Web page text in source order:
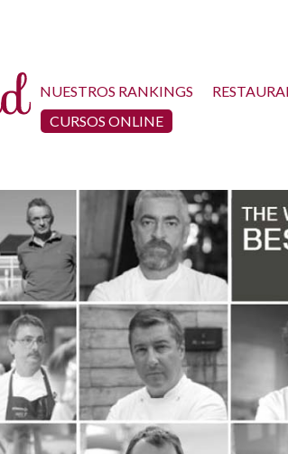
NUESTROS RANKINGS
CURSOS ONLINE